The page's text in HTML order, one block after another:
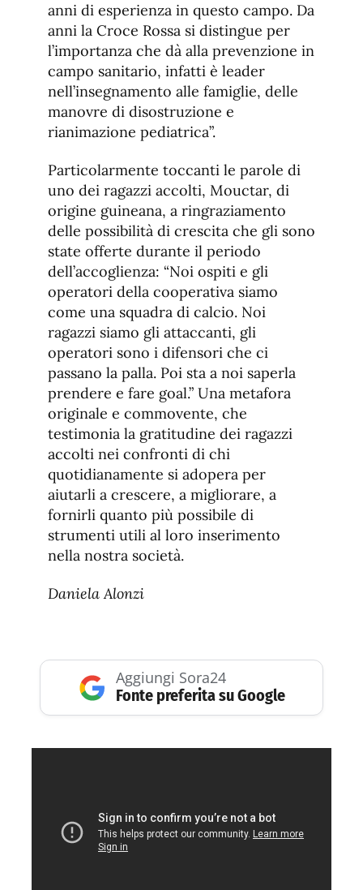
anni di esperienza in questo campo. Da
anni la Croce Rossa si distingue per
l’importanza che dà alla prevenzione in
campo sanitario, infatti è leader
nell’insegnamento alle famiglie, delle
manovre di disostruzione e
rianimazione pediatrica”.
Particolarmente toccanti le parole di
uno dei ragazzi accolti, Mouctar, di
origine guineana, a ringraziamento
delle possibilità di crescita che gli sono
state offerte durante il periodo
dell’accoglienza: “Noi ospiti e gli
operatori della cooperativa siamo
come una squadra di calcio. Noi
ragazzi siamo gli attaccanti, gli
operatori sono i difensori che ci
passano la palla. Poi sta a noi saperla
prendere e fare goal.” Una metafora
originale e commovente, che
testimonia la gratitudine dei ragazzi
accolti nei confronti di chi
quotidianamente si adopera per
aiutarli a crescere, a migliorare, a
fornirli quanto più possibile di
strumenti utili al loro inserimento
nella nostra società.
Daniela Alonzi
Aggiungi Sora24
Fonte preferita su Google